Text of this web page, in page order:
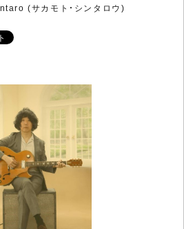
(サカモト・シンタロウ)